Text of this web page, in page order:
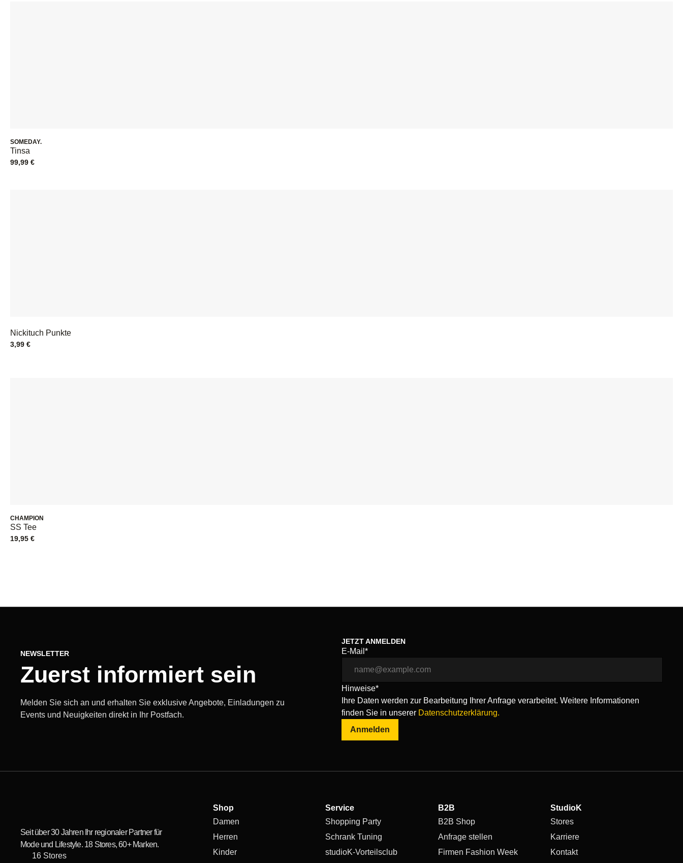
SOMEDAY.
Tinsa
99,99 €
Nickituch Punkte
3,99 €
CHAMPION
SS Tee
19,95 €
NEWSLETTER
Zuerst informiert sein
Melden Sie sich an und erhalten Sie exklusive Angebote, Einladungen zu
Events und Neuigkeiten direkt in Ihr Postfach.
JETZT ANMELDEN
E-Mail*
Hinweise*
Ihre Daten werden zur Bearbeitung Ihrer Anfrage verarbeitet. Weitere Informationen
finden Sie in unserer Datenschutzerklärung.
Anmelden
Seit über 30 Jahren Ihr regionaler Partner für
Mode und Lifestyle. 18 Stores, 60+ Marken.
16 Stores
Shop
Damen
Herren
Kinder
Service
Shopping Party
Schrank Tuning
studioK-Vorteilsclub
B2B
B2B Shop
Anfrage stellen
Firmen Fashion Week
StudioK
Stores
Karriere
Kontakt